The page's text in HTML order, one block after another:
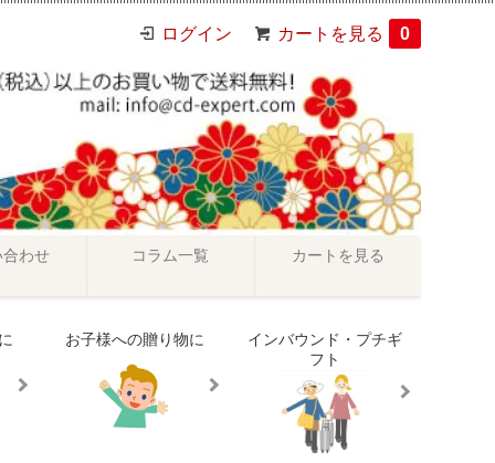
ログイン カートを見る 0
わせ コラム一覧 カートを見る
お子様への贈り物に
インバウンド・プチギ
フト